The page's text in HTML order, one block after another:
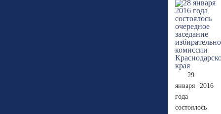
29
января 2016
года
состоялось